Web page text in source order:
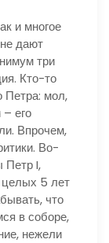
и многое
дают
три
Кто-то
Петра: мол,
его
Впрочем,
Во-
Петр I,
5 лет
что
в соборе,
нежели